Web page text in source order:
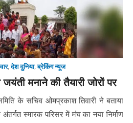
,देश दुनिया,ब्रेकिंग न्यूज
मनाने की तैयारी जोरों पर
के सचिव ओमप्रकाश तिवारी ने बताया
स्मारक परिसर में मंच का नया निर्माण